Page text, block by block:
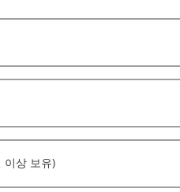
이상 보유)